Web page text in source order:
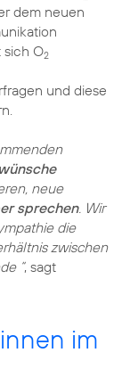
dem neuen
sich O2
und diese
neue
sprechen. Wir
die
zwischen
“, sagt
im